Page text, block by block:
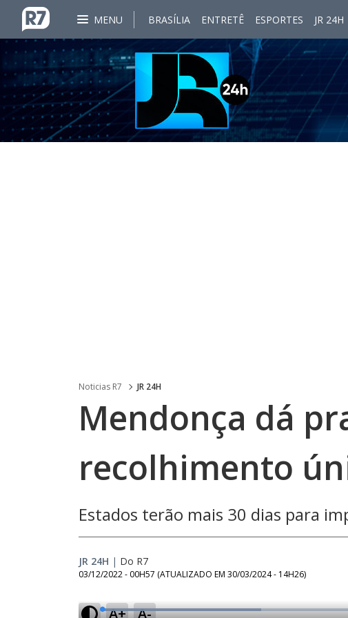
MENU BRASÍLIA ENTRETÊ ESPORTES JR 24H
Noticias R7 JR 24H
Mendonça dá
recolhimento
Estados terão mais 30 dias para
JR 24H | Do R7
03/12/2022 - 00H57 (ATUALIZADO EM 30/03/2024 - 14H26)
A+ A- L